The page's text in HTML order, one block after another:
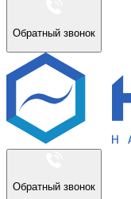
Обратный звонок
Обратный звонок